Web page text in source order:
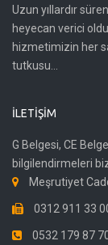
Uzun yıllardır
heyecan verici
hizmetimizin her
tutkusu...
İLETIŞIM
G Belgesi, CE
bilgilendirmeleri
Meşrutiyet
0312 911 33
0532 179 87